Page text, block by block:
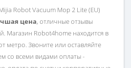
Robot Vacuum Mop 2 Lite (EU)
цена, отличные отзывы
Магазин Robot4home находится в
метро. Звоните или оставляйте
со всеми видами оплаты -